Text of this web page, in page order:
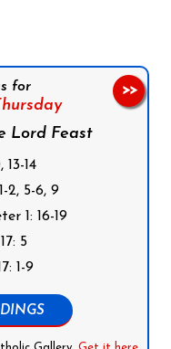
for
Lord Feast
14
2, 5-6, 9
1: 16-19
5
1-9
>>